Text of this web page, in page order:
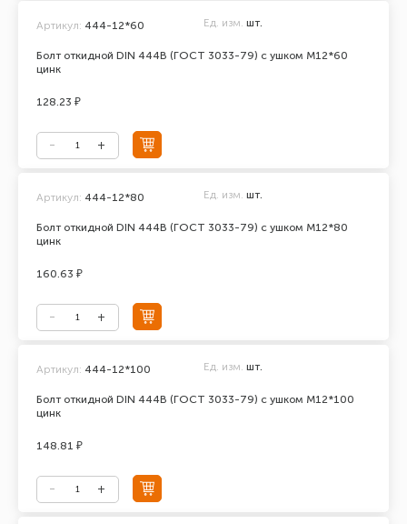
Болт откидной DIN 444В (ГОСТ 3033-79) с ушком М12*60
цинк
Артикул: 444-12*60 Ед. изм. шт.
128.23 ₽
Болт откидной DIN 444В (ГОСТ 3033-79) с ушком М12*80
цинк
Артикул: 444-12*80 Ед. изм. шт.
160.63 ₽
Болт откидной DIN 444В (ГОСТ 3033-79) с ушком М12*100
цинк
Артикул: 444-12*100 Ед. изм. шт.
148.81 ₽